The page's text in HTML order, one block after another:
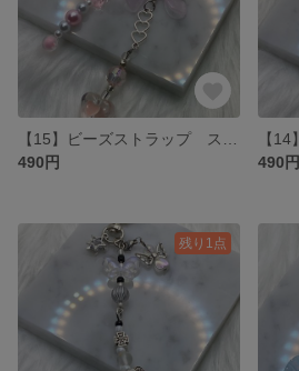
490円
490円
残り1点